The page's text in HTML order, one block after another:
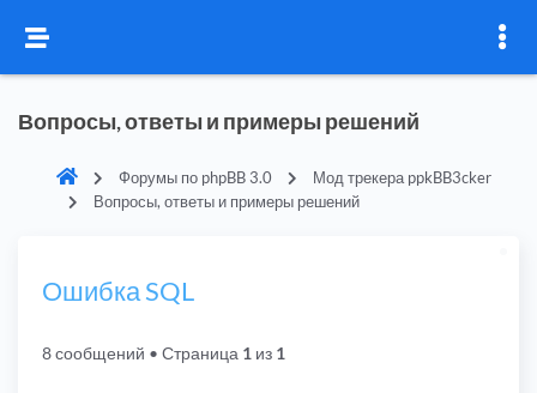
Вопросы, ответы и примеры решений
Форумы по phpBB 3.0
Мод трекера ppkBB3cker
Вопросы, ответы и примеры решений
Ошибка SQL
8 сообщений • Страница 1 из 1